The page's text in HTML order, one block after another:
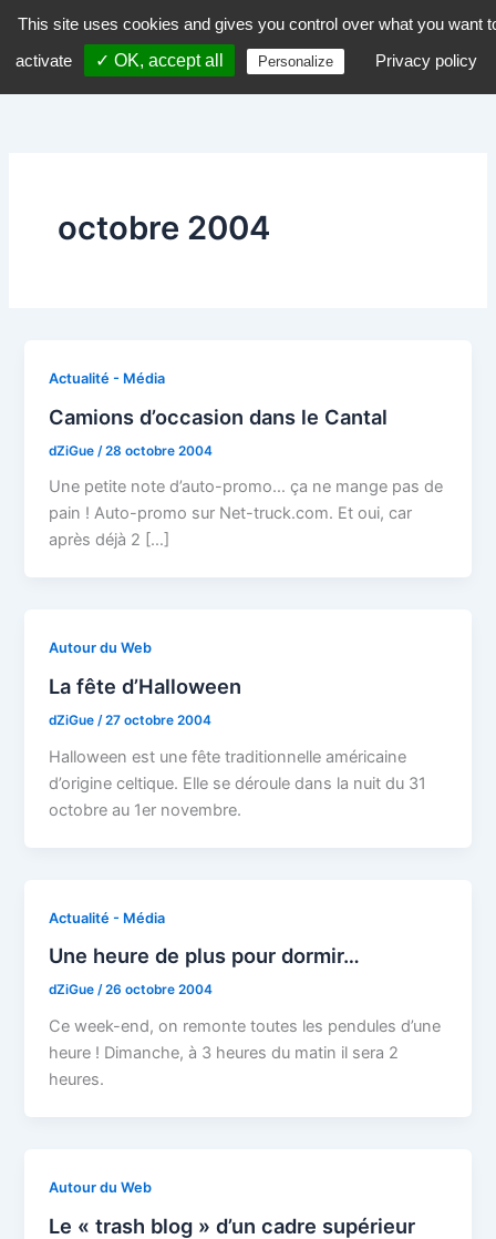
contenu
dZiGue
octobre 2004
Actualité - Média
Camions d’occasion dans le Cantal
dZiGue /28 octobre 2004
Une petite note d’auto-promo… ça ne mange pas de
pain ! Auto-promo sur Net-truck.com. Et oui, car
après déjà 2 […]
Autour du Web
La fête d’Halloween
dZiGue/27 octobre 2004
Halloween est une fête traditionnelle américaine
d’origine celtique. Elle se déroule dans la nuit du 31
octobre au 1er novembre.
Actualité - Média
Une heure de plus pour dormir…
dZiGue/26 octobre 2004
Ce week-end, on remonte toutes les pendules d’une
heure ! Dimanche, à 3 heures du matin il sera 2
heures.
Autour du Web
Le « trash blog » d’un cadre supérieur
This site uses cookies and gives you control over what you want
activate
✓ OK, accept all Personalize Privacy policy